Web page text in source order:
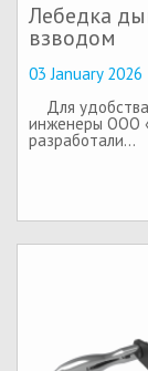
Лебедка
взводом
03 January 2026
Для удобства
инженеры ООО
разработали…